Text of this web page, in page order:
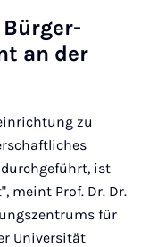
Bür­ger­
an der
zu
ist
meint Prof. Dr. Dr.
für
Universität